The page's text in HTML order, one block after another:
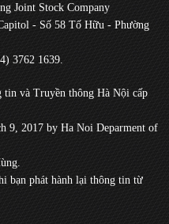
Joint Stock Company
- Số 58 Tố Hữu - Phường
3762 1639.
và Truyền thông Hà Nội cấp
9, 2017 by Ha Noi Deparment of
phát hành lại thông tin từ